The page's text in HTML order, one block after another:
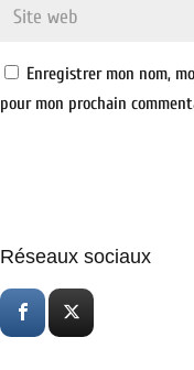
Enregistrer mon nom,
pour mon prochain
Réseaux sociaux